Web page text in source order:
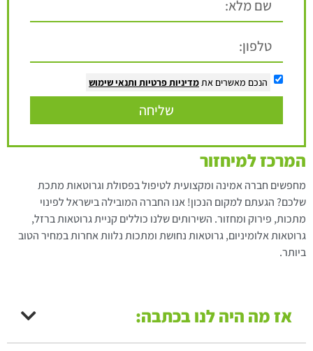
הנכם מאשרים אתמדיניות פרטיות ותנאי שימוש
שליחה
המרכז למיחזור
מחפשים חברה אמינה ומקצועית לטיפול בפסולת וגרוטאות מתכת
שלכם? הגעתם למקום הנכון! אנו החברה המובילה בישראל לפינוי
מתכות, פירוק ומחזור. השירותים שלנו כוללים קניית גרוטאות ברזל,
גרוטאות אלומיניום, גרוטאות נחושת ומתכות נלוות אחרות במחיר הטוב
ביותר.
אז מה היה לנו בכתבה: